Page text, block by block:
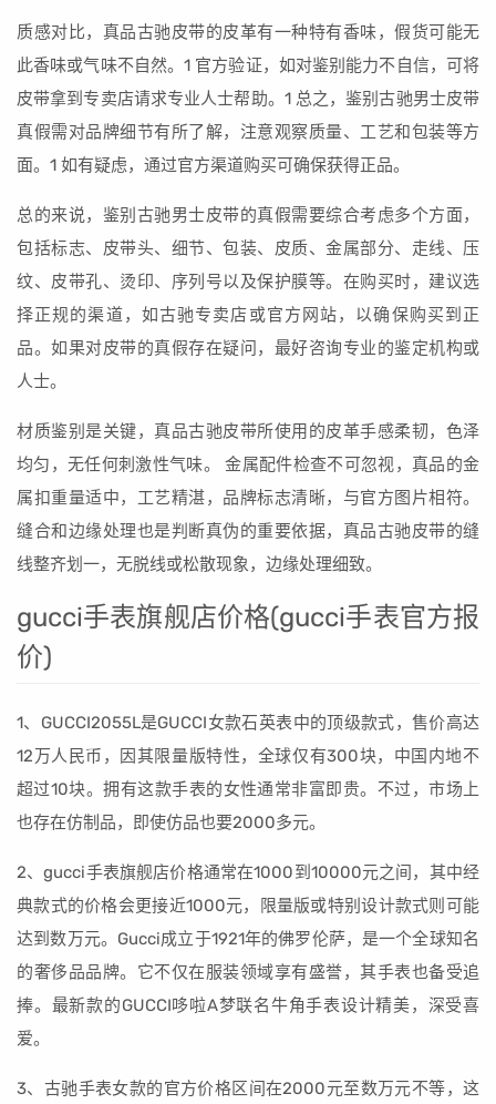
质感对比，真品古驰皮带的皮革有一种特有香味，假货可能无
此香味或气味不自然。1 官方验证，如对鉴别能力不自信，可将
皮带拿到专卖店请求专业人士帮助。1 总之，鉴别古驰男士皮带
真假需对品牌细节有所了解，注意观察质量、工艺和包装等方
面。1 如有疑虑，通过官方渠道购买可确保获得正品。
总的来说，鉴别古驰男士皮带的真假需要综合考虑多个方面，
包括标志、皮带头、细节、包装、皮质、金属部分、走线、压
纹、皮带孔、烫印、序列号以及保护膜等。在购买时，建议选
择正规的渠道，如古驰专卖店或官方网站，以确保购买到正
品。如果对皮带的真假存在疑问，最好咨询专业的鉴定机构或
人士。
材质鉴别是关键，真品古驰皮带所使用的皮革手感柔韧，色泽
均匀，无任何刺激性气味。 金属配件检查不可忽视，真品的金
属扣重量适中，工艺精湛，品牌标志清晰，与官方图片相符。
缝合和边缘处理也是判断真伪的重要依据，真品古驰皮带的缝
线整齐划一，无脱线或松散现象，边缘处理细致。
gucci手表旗舰店价格(gucci手表官方报
价)
1、GUCCI2055L是GUCCI女款石英表中的顶级款式，售价高达
12万人民币，因其限量版特性，全球仅有300块，中国内地不
超过10块。拥有这款手表的女性通常非富即贵。不过，市场上
也存在仿制品，即使仿品也要2000多元。
2、gucci手表旗舰店价格通常在1000到10000元之间，其中经
典款式的价格会更接近1000元，限量版或特别设计款式则可能
达到数万元。Gucci成立于1921年的佛罗伦萨，是一个全球知名
的奢侈品品牌。它不仅在服装领域享有盛誉，其手表也备受追
捧。最新款的GUCCI哆啦A梦联名牛角手表设计精美，深受喜
爱。
3、古驰手表女款的官方价格区间在2000元至数万元不等，这